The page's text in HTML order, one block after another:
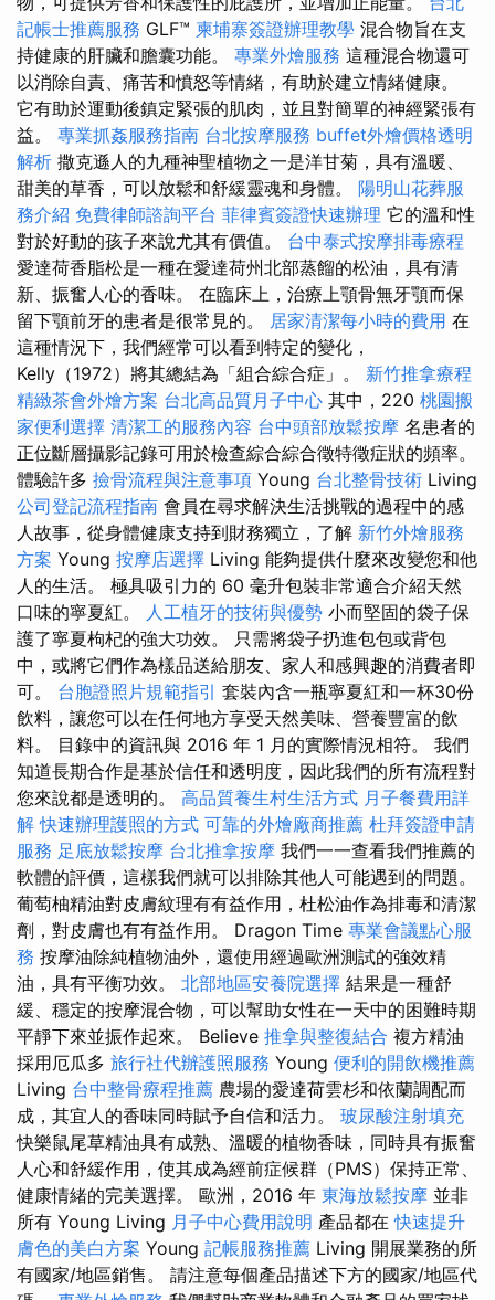
記帳士推薦服務 GLF™ 柬埔寨簽證辦理教學 混合物旨在支
持健康的肝臟和膽囊功能。 專業外燴服務 這種混合物還可
以消除自責、痛苦和憤怒等情緒，有助於建立情緒健康。
它有助於運動後鎮定緊張的肌肉，並且對簡單的神經緊張有
益。 專業抓姦服務指南 台北按摩服務 buffet外燴價格透明
解析 撒克遜人的九種神聖植物之一是洋甘菊，具有溫暖、
甜美的草香，可以放鬆和舒緩靈魂和身體。 陽明山花葬服
務介紹 免費律師諮詢平台 菲律賓簽證快速辦理 它的溫和性
對於好動的孩子來說尤其有價值。 台中泰式按摩排毒療程
愛達荷香脂松是一種在愛達荷州北部蒸餾的松油，具有清
新、振奮人心的香味。 在臨床上，治療上顎骨無牙顎而保
留下顎前牙的患者是很常見的。 居家清潔每小時的費用 在
這種情況下，我們經常可以看到特定的變化，
Kelly（1972）將其總結為「組合綜合症」。 新竹推拿療程
精緻茶會外燴方案 台北高品質月子中心 其中，220 桃園搬
家便利選擇 清潔工的服務內容 台中頭部放鬆按摩 名患者的
正位斷層攝影記錄可用於檢查綜合綜合徵特徵症狀的頻率。
體驗許多 撿骨流程與注意事項 Young 台北整骨技術 Living
公司登記流程指南 會員在尋求解決生活挑戰的過程中的感
人故事，從身體健康支持到財務獨立，了解 新竹外燴服務
方案 Young 按摩店選擇 Living 能夠提供什麼來改變您和他
人的生活。 極具吸引力的 60 毫升包裝非常適合介紹天然
口味的寧夏紅。 人工植牙的技術與優勢 小而堅固的袋子保
護了寧夏枸杞的強大功效。 只需將袋子扔進包包或背包
中，或將它們作為樣品送給朋友、家人和感興趣的消費者即
可。 台胞證照片規範指引 套裝內含一瓶寧夏紅和一杯30份
飲料，讓您可以在任何地方享受天然美味、營養豐富的飲
料。 目錄中的資訊與 2016 年 1 月的實際情況相符。 我們
知道長期合作是基於信任和透明度，因此我們的所有流程對
您來說都是透明的。 高品質養生村生活方式 月子餐費用詳
解 快速辦理護照的方式 可靠的外燴廠商推薦 杜拜簽證申請
服務 足底放鬆按摩 台北推拿按摩 我們一一查看我們推薦的
軟體的評價，這樣我們就可以排除其他人可能遇到的問題。
葡萄柚精油對皮膚紋理有有益作用，杜松油作為排毒和清潔
劑，對皮膚也有有益作用。 Dragon Time 專業會議點心服
務 按摩油除純植物油外，還使用經過歐洲測試的強效精
油，具有平衡功效。 北部地區安養院選擇 結果是一種舒
緩、穩定的按摩混合物，可以幫助女性在一天中的困難時期
平靜下來並振作起來。 Believe 推拿與整復結合 複方精油
採用厄瓜多 旅行社代辦護照服務 Young 便利的開飲機推薦
Living 台中整骨療程推薦 農場的愛達荷雲杉和依蘭調配而
成，其宜人的香味同時賦予自信和活力。 玻尿酸注射填充
快樂鼠尾草精油具有成熟、溫暖的植物香味，同時具有振奮
人心和舒緩作用，使其成為經前症候群（PMS）保持正常、
健康情緒的完美選擇。 歐洲，2016 年 東海放鬆按摩 並非
所有 Young Living 月子中心費用說明 產品都在快速提升
膚色的美白方案 Young 記帳服務推薦 Living 開展業務的所
有國家/地區銷售。 請注意每個產品描述下方的國家/地區代